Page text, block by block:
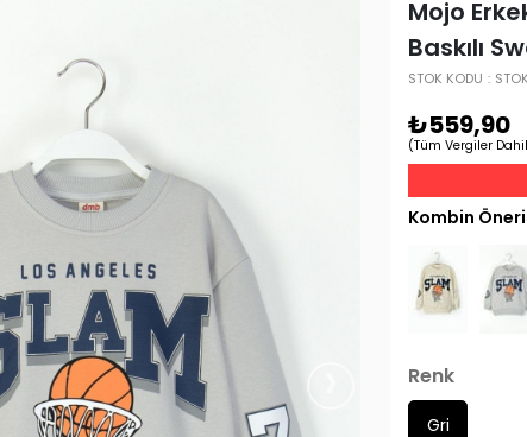
Mojo
Baskılı
STOK KODU
₺559,90
(Tüm Vergiler
Kombin
Renk
Gri